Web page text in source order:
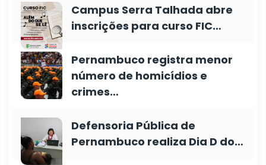
Campus Serra Talhada abre
inscrições para curso FIC…
Pernambuco registra menor
número de homicídios e
crimes…
Defensoria Pública de
Pernambuco realiza Dia D do…